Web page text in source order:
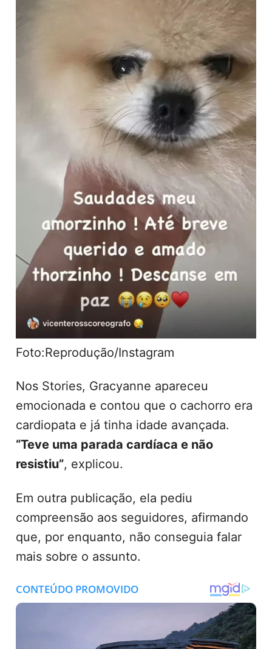
Foto:Reprodução/Instagram
Nos Stories, Gracyanne apareceu
emocionada e contou que o cachorro era
cardiopata e já tinha idade avançada.
“Teve uma parada cardíaca e não
resistiu”, explicou.
Em outra publicação, ela pediu
compreensão aos seguidores, afirmando
que, por enquanto, não conseguia falar
mais sobre o assunto.